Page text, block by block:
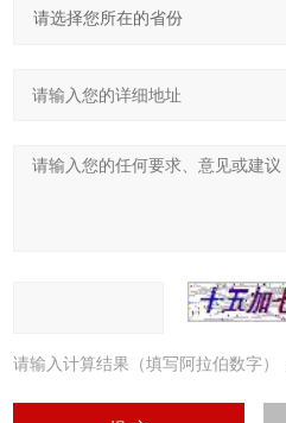
请输入计算结果（填写阿拉伯数字）